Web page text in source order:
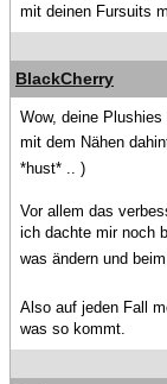
mit deinen Fursuits
BlackCherry
Wow, deine
mit dem Nähen
*hust* .. )
Vor allem das
ich dachte mir noch
was ändern und
Also auf jeden Fall
was so kommt.